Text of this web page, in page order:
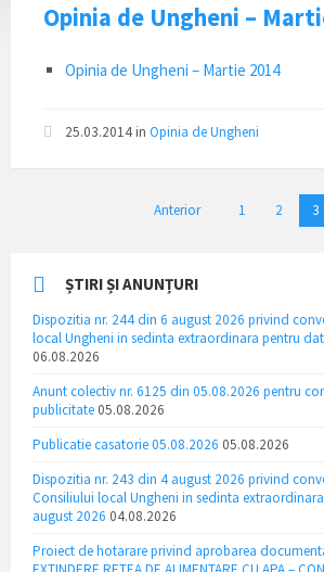
Opinia de Ungheni –
Opinia de Ungheni – Martie 2014
25.03.2014in Opinia de Ungheni
Anterior 1 2 3
ȘTIRI ȘI ANUNȚURI
Dispozitia nr. 244 din 6 august 2026 privind
local Ungheni in sedinta extraordinara pentru
06.08.2026
Anunt colectiv nr. 6125 din 05.08.2026 pentru
publicitate 05.08.2026
Publicatie casatorie 05.08.2026 05.08.2026
Dispozitia nr. 243 din 4 august 2026 privind
Consiliului local Ungheni in sedinta
august 2026 04.08.2026
Proiect de hotarare privind aprobarea